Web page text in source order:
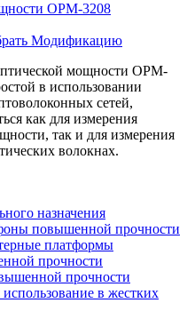
OPM-3208
Модификацию
мощности OPM-
в использовании
сетей,
как для измерения
так и для измерения
волокнах.
назначения
повышенной прочности
платформы
прочности
прочности
в жестких